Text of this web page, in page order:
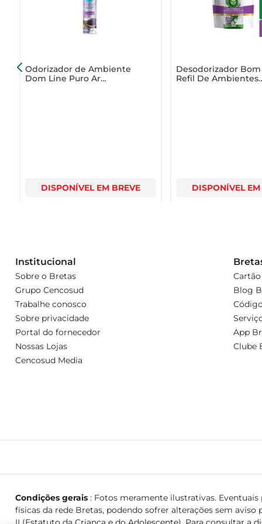
propriedades calmantes, tornando este odorizador
Odorizador de Ambiente
Dom Line Puro Ar
DISPONÍVEL EM BREVE
Desodorizador
Refil De Ambientes
DISPONÍVEL EM
Institucional
Sobre o Bretas
Grupo Cencosud
Trabalhe conosco
Sobre privacidade
Portal do fornecedor
Nossas Lojas
Cencosud Media
Blog
App
Clube
Condições gerais: Fotos meramente ilustrativas. Eventuais
físicas da rede Bretas, podendo sofrer alterações sem aviso